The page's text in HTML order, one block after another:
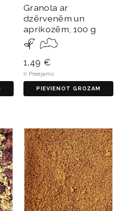
Granola ar
dzērvenēm un
aprikozēm, 100 g
1,49 €
Ir Pieejams
PIEVIENOT GROZAM